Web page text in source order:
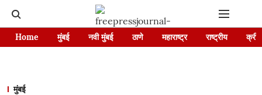
Home मुंबई नवी मुंबई ठाणे महाराष्ट्र राष्ट्रीय
मुंबई